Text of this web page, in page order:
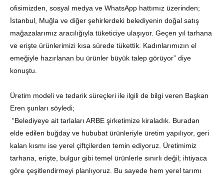
ofisimizden, sosyal medya ve WhatsApp hattımız üzerinden;
İstanbul, Muğla ve diğer şehirlerdeki belediyenin doğal satış
mağazalarımız aracılığıyla tüketiciye ulaşıyor. Geçen yıl tarhana
ve erişte ürünlerimizi kısa sürede tükettik. Kadınlarımızın el
emeğiyle hazırlanan bu ürünler büyük talep görüyor” diye
konuştu.
Üretim modeli ve tedarik süreçleri ile ilgili de bilgi veren Başkan
Eren şunları söyledi;
“Belediyeye ait tarlaları ARBE şirketimize kiraladık. Buradan
elde edilen buğday ve hububat ürünleriyle üretim yapılıyor, geri
kalan kısmı ise yerel çiftçilerden temin ediyoruz. Üretimimiz
tarhana, erişte, bulgur gibi temel ürünlerle sınırlı değil; ihtiyaca
göre çeşitlendirmeyi planlıyoruz. Bu sayede hem yerel tarımı